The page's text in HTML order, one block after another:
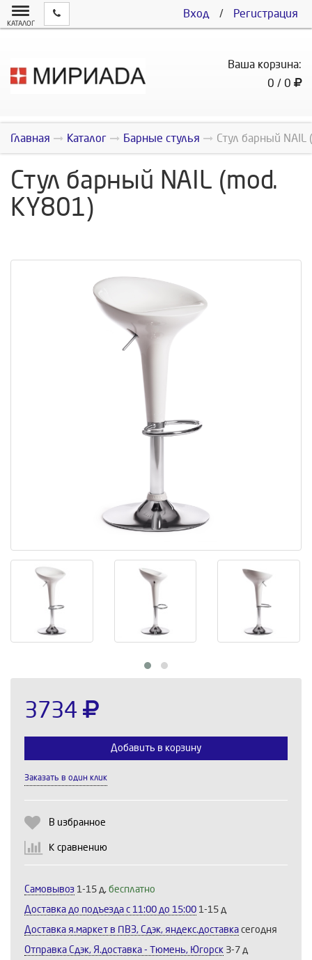
Вход / Регистрация
КАТАЛОГ
Ваша корзина:
0 / 0
Главная Каталог Барные стулья Стул барный NAIL
Стул барный NAIL (mod.
KY801)
3734
Добавить в корзину
Заказать в один клик
В избранное
К сравнению
Самовывоз 1-15 д, бесплатно
Доставка до подъезда c 11:00 до 15:00 1-15 д
Доставка я.маркет в ПВЗ, Сдэк, яндекс.доставка сегодня
Отправка Сдэк, Я.доставка - Тюмень, Югорск 3-7 д